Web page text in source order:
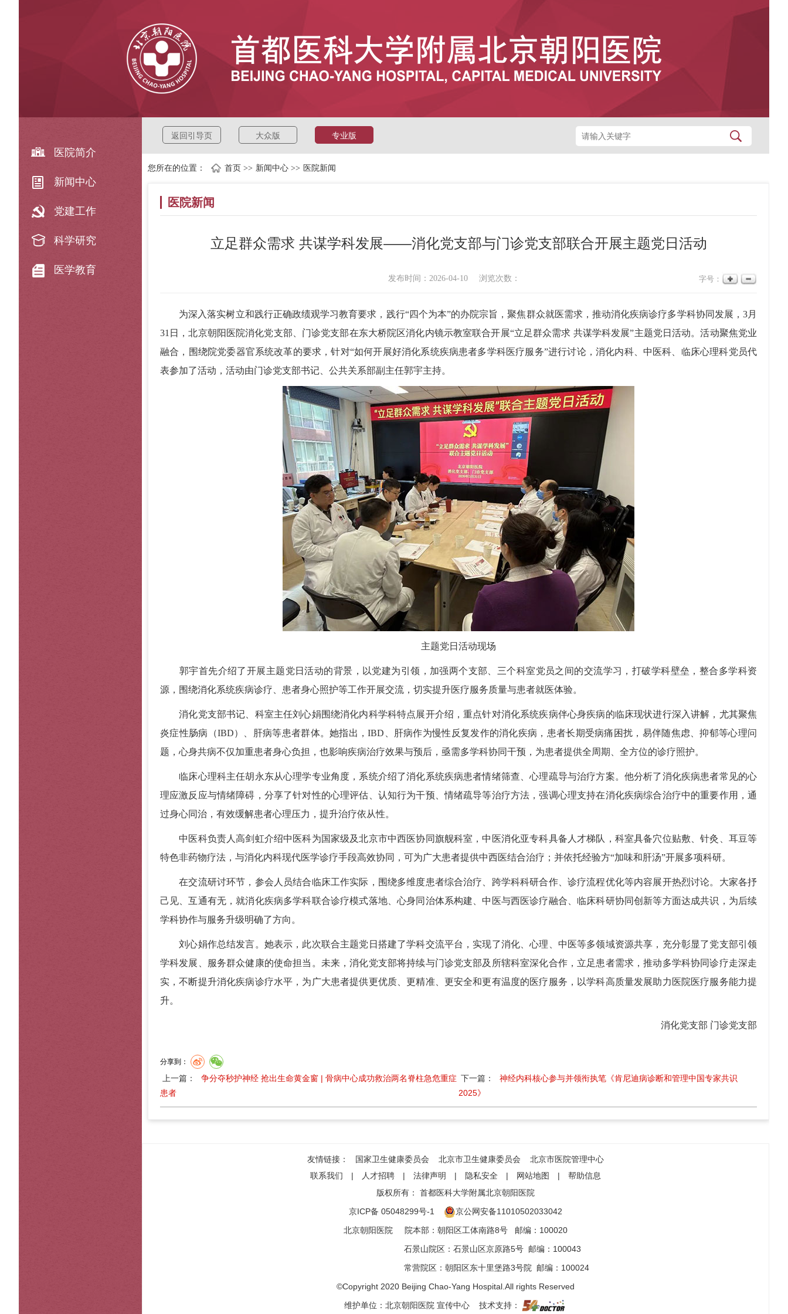
医院简介
新闻中心
党建工作
科学研究
医学教育
返回引导页 大众版 专业版
您所在的位置： 首页 >> 新闻中心 >> 医院新闻
医院新闻
立足群众需求 共谋学科发展——消化党支部与门诊党支部联合开展主题党日活动
发布时间：2026-04-10 浏览次数： 字号：
为深入落实树立和践行正确政绩观学习教育要求，践行“四个为本”的办院宗旨，聚焦群众就医需求，推动消化疾病诊疗多学科协同发展，3月
31日，北京朝阳医院消化党支部、门诊党支部在东大桥院区消化内镜示教室联合开展“立足群众需求 共谋学科发展”主题党日活动。活动聚焦党业
融合，围绕院党委器官系统改革的要求，针对“如何开展好消化系统疾病患者多学科医疗服务”进行讨论，消化内科、中医科、临床心理科党员代
表参加了活动，活动由门诊党支部书记、公共关系部副主任郭宇主持。
主题党日活动现场
郭宇首先介绍了开展主题党日活动的背景，以党建为引领，加强两个支部、三个科室党员之间的交流学习，打破学科壁垒，整合多学科资
源，围绕消化系统疾病诊疗、患者身心照护等工作开展交流，切实提升医疗服务质量与患者就医体验。
消化党支部书记、科室主任刘心娟围绕消化内科学科特点展开介绍，重点针对消化系统疾病伴心身疾病的临床现状进行深入讲解，尤其聚焦
炎症性肠病（IBD）、肝病等患者群体。她指出，IBD、肝病作为慢性反复发作的消化疾病，患者长期受病痛困扰，易伴随焦虑、抑郁等心理问
题，心身共病不仅加重患者身心负担，也影响疾病治疗效果与预后，亟需多学科协同干预，为患者提供全周期、全方位的诊疗照护。
临床心理科主任胡永东从心理学专业角度，系统介绍了消化系统疾病患者情绪筛查、心理疏导与治疗方案。他分析了消化疾病患者常见的心
理应激反应与情绪障碍，分享了针对性的心理评估、认知行为干预、情绪疏导等治疗方法，强调心理支持在消化疾病综合治疗中的重要作用，通
过身心同治，有效缓解患者心理压力，提升治疗依从性。
中医科负责人高剑虹介绍中医科为国家级及北京市中西医协同旗舰科室，中医消化亚专科具备人才梯队，科室具备穴位贴敷、针灸、耳豆等
特色非药物疗法，与消化内科现代医学诊疗手段高效协同，可为广大患者提供中西医结合治疗；并依托经验方“加味和肝汤”开展多项科研。
在交流研讨环节，参会人员结合临床工作实际，围绕多维度患者综合治疗、跨学科科研合作、诊疗流程优化等内容展开热烈讨论。大家各抒
己见、互通有无，就消化疾病多学科联合诊疗模式落地、心身同治体系构建、中医与西医诊疗融合、临床科研协同创新等方面达成共识，为后续
学科协作与服务升级明确了方向。
刘心娟作总结发言。她表示，此次联合主题党日搭建了学科交流平台，实现了消化、心理、中医等多领域资源共享，充分彰显了党支部引领
学科发展、服务群众健康的使命担当。未来，消化党支部将持续与门诊党支部及所辖科室深化合作，立足患者需求，推动多学科协同诊疗走深走
实，不断提升消化疾病诊疗水平，为广大患者提供更优质、更精准、更安全和更有温度的医疗服务，以学科高质量发展助力医院医疗服务能力提
升。
消化党支部 门诊党支部
分享到：
上一篇：
争分夺秒护神经 抢出生命黄金窗 | 骨病中心成功救治两名脊柱急危重症
患者
下一篇：
神经内科核心参与并领衔执笔《肯尼迪病诊断和管理中国专家共识
2025》
友情链接： 国家卫生健康委员会 北京市卫生健康委员会
北京市医院管理中心
联系我们
| 人才招聘 | 法律声明 | 隐私安全 | 网站地图 |
帮助信息
版权所有： 首都医科大学附属北京朝阳医院
京ICP备 05048299号-1
京公网安备11010502033042
北京朝阳医院
院本部 ： 朝阳区工体南路8号 邮编：100020
石景山院区 ： 石景山区京原路5号 邮编：100043
常营院区 ： 朝阳区东十里堡路3号院 邮编：100024
©Copyright 2020 Beijing Chao-Yang Hospital.All rights Reserved
维护单位：北京朝阳医院 宣传中心 技术支持：